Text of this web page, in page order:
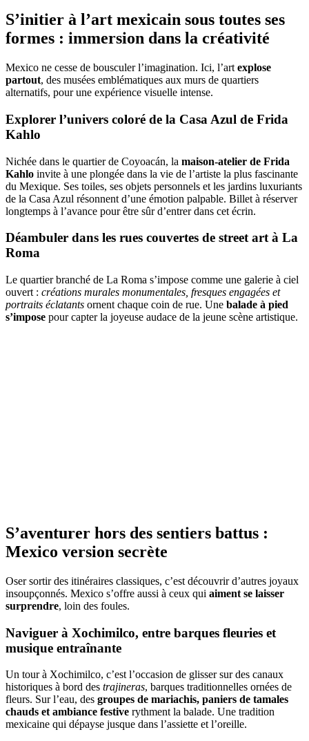
S’initier à l’art mexicain sous toutes ses
formes : immersion dans la créativité
Mexico ne cesse de bousculer l’imagination. Ici, l’art explose
partout, des musées emblématiques aux murs de quartiers
alternatifs, pour une expérience visuelle intense.
Explorer l’univers coloré de la Casa Azul de Frida
Kahlo
Nichée dans le quartier de Coyoacán, la maison-atelier de Frida
Kahlo invite à une plongée dans la vie de l’artiste la plus fascinante
du Mexique. Ses toiles, ses objets personnels et les jardins luxuriants
de la Casa Azul résonnent d’une émotion palpable. Billet à réserver
longtemps à l’avance pour être sûr d’entrer dans cet écrin.
Déambuler dans les rues couvertes de street art à La
Roma
Le quartier branché de La Roma s’impose comme une galerie à ciel
ouvert : créations murales monumentales, fresques engagées et
portraits éclatants ornent chaque coin de rue. Une balade à pied
s’impose pour capter la joyeuse audace de la jeune scène artistique.
S’aventurer hors des sentiers battus :
Mexico version secrète
Oser sortir des itinéraires classiques, c’est découvrir d’autres joyaux
insoupçonnés. Mexico s’offre aussi à ceux qui aiment se laisser
surprendre, loin des foules.
Naviguer à Xochimilco, entre barques fleuries et
musique entraînante
Un tour à Xochimilco, c’est l’occasion de glisser sur des canaux
historiques à bord des trajineras, barques traditionnelles ornées de
fleurs. Sur l’eau, des groupes de mariachis, paniers de tamales
chauds et ambiance festive rythment la balade. Une tradition
mexicaine qui dépayse jusque dans l’assiette et l’oreille.